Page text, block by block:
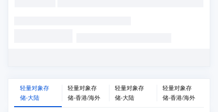
轻量对象存
储-大陆
轻量对象存
储-香港/海外
轻量对象存
储-大陆
轻量对象存
储-香港/海外